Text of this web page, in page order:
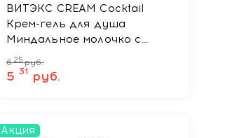
ВИТЭКС CREAM Cocktail
Крем-гель для душа
Миндальное молочко с
маслом миндаля, 515 мл
625 руб.
5 31 руб.
Акция